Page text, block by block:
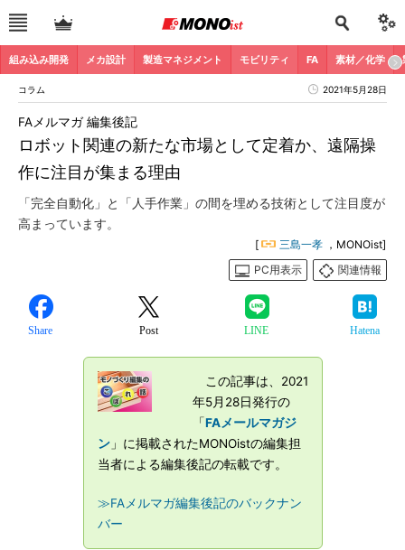
組み込み開発 メカ設計 製造マネジメント モビリティ FA 素材／化学
コラム 2021年5月28日
ロボット関連の新たな市場として定着か、遠隔操
作に注目が集まる理由
FAメルマガ 編集後記
「完全自動化」と「人手作業」の間を埋める技術として注目度が
高まっています。
[ 三島一孝 ，MONOist]
PC用表示
関連情報
Share Post LINE Hatena
この記事は、2021
年5月28日発行の
「FAメールマガジ
ン」に掲載されたMONOistの編集担
当者による編集後記の転載です。
≫FAメルマガ編集後記のバックナン
バー